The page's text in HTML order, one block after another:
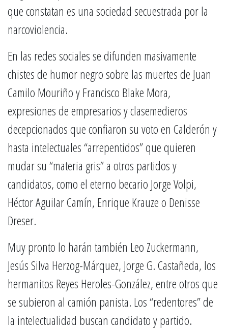
que constatan es una sociedad secuestrada por la
narcoviolencia.
En las redes sociales se difunden masivamente
chistes de humor negro sobre las muertes de Juan
Camilo Mouriño y Francisco Blake Mora,
expresiones de empresarios y clasemedieros
decepcionados que confiaron su voto en Calderón y
hasta intelectuales “arrepentidos” que quieren
mudar su “materia gris” a otros partidos y
candidatos, como el eterno becario Jorge Volpi,
Héctor Aguilar Camín, Enrique Krauze o Denisse
Dreser.
Muy pronto lo harán también Leo Zuckermann,
Jesús Silva Herzog-Márquez, Jorge G. Castañeda, los
hermanitos Reyes Heroles-González, entre otros que
se subieron al camión panista. Los “redentores” de
la intelectualidad buscan candidato y partido.